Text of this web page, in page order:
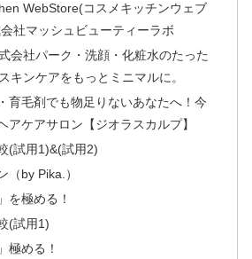
WebStore(コスメキッチンウェブ
社マッシュビューティーラボ
会社パーク・洗顔・化粧水のたった
キンケアをもっとミニマルに。
育毛剤でも物足りないあなたへ！今
アケアサロン【ジオラスカルプ】
(試用1)&(試用2)
（by Pika.）
を極める！
(試用1)
極める！